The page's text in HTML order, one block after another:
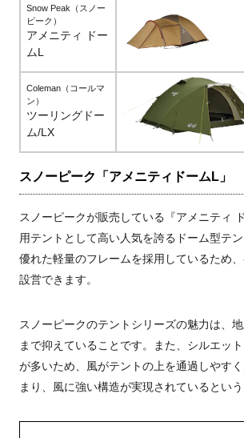
Snow Peak（スノー
ピーク）
アメニティ ドー
ムL
Coleman（コールマ
ン）
ツーリングドー
ム/LX
スノーピーク「アメニティドーム L 」
スノーピークが販売している『アメニティ
用テントとして高い人気を誇るドーム型テ
優れた軽量のフレームを採用しているため
設営できます。
スノーピークのテントシリーズの魅力は、
まで抑えていることです。また、シルエッ
が多いため、風がテントの上を通過しやす
まり、風に強い構造が実現されているという